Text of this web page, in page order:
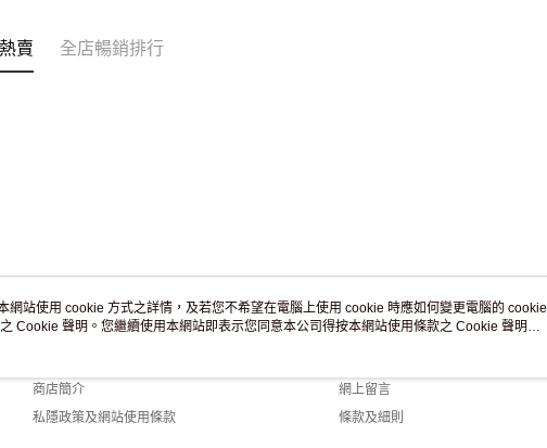
賣 全店暢銷排行
關於我們
商店簡介
私隱政策及網站使用條款
客戶服務
網上留言
條款及細則
網站使用 cookie 方式之詳情，及若您不希望在電腦上使用 cookie 時應如何變更電腦的 cookie
Cookie 聲明。您繼續使用本網站即表示您同意本公司得按本網站使用條款之 Cookie 聲明使